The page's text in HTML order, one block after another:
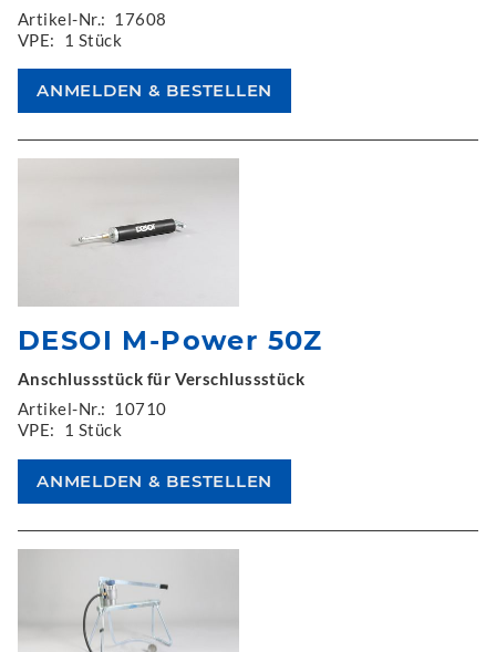
Artikel-Nr.: 17608
VPE:
1 Stück
DESOI M-Power 50Z
Anschlussstück für Verschlussstück
Artikel-Nr.: 10710
VPE:
1 Stück